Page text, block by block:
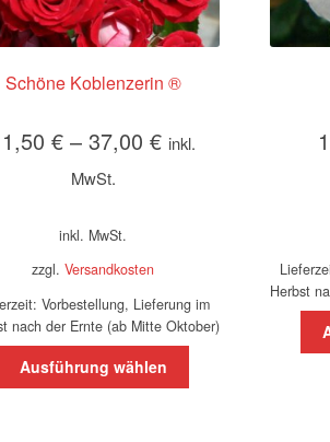
Schöne Koblenzerin ®
€ –37,00€ inkl.
MwSt.
inkl. MwSt.
zzgl.Versandkosten
Vorbestellung, Lieferung im
nach der Ernte (ab Mitte Oktober)
Ausführung wählen
Herbst